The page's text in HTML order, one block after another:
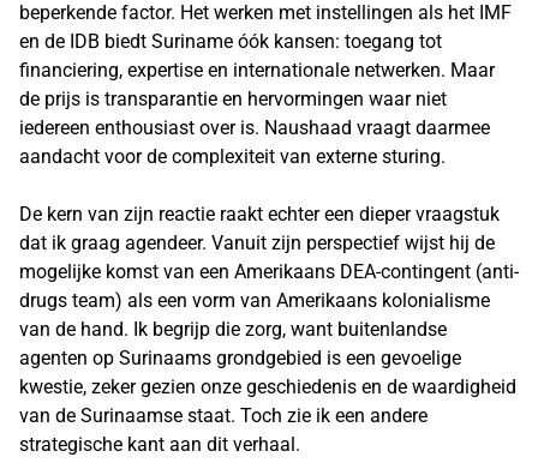
beperkende factor. Het werken met instellingen als het IMF
en de IDB biedt Suriname óók kansen: toegang tot
financiering, expertise en internationale netwerken. Maar
de prijs is transparantie en hervormingen waar niet
iedereen enthousiast over is. Naushaad vraagt daarmee
aandacht voor de complexiteit van externe sturing.
De kern van zijn reactie raakt echter een dieper vraagstuk
dat ik graag agendeer. Vanuit zijn perspectief wijst hij de
mogelijke komst van een Amerikaans DEA-contingent (anti-
drugs team) als een vorm van Amerikaans kolonialisme
van de hand. Ik begrijp die zorg, want buitenlandse
agenten op Surinaams grondgebied is een gevoelige
kwestie, zeker gezien onze geschiedenis en de waardigheid
van de Surinaamse staat. Toch zie ik een andere
strategische kant aan dit verhaal.